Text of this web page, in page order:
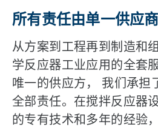
所有责任由单一供应
从方案到工程再到制造和
学反应器工业应用的全套
唯一的供应方， 我们承担
全部责任。在搅拌反应器
的专有技术和多年的经验